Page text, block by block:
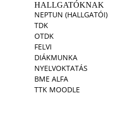
HALLGATÓKNAK
NEPTUN (HALLGATÓI)
TDK
OTDK
FELVI
DIÁKMUNKA
NYELVOKTATÁS
BME ALFA
TTK MOODLE